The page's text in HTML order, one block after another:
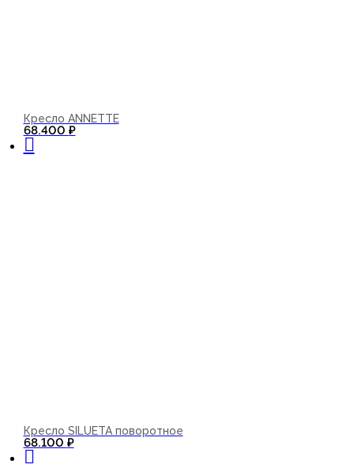
Кресло ANNETTE
68.400 ₽
Кресло SILUETA поворотное
68.100 ₽